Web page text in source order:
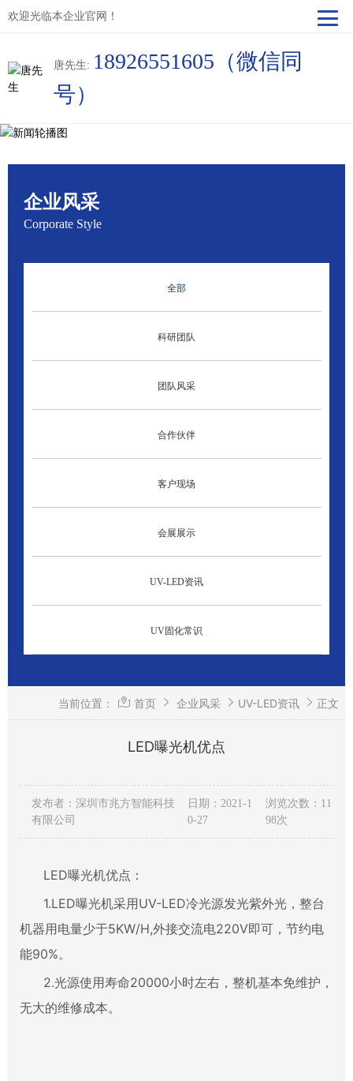
欢迎光临本企业官网！
唐先生: 18926551605（微信同
号）
企业风采
Corporate Style
全部
科研团队
团队风采
合作伙伴
客户现场
会展展示
UV-LED资讯
UV固化常识
当前位置： 首页 企业风采 UV-LED资讯 正文
LED曝光机优点
发布者：深圳市兆方智能科技
有限公司
日期：2021-1
0-27
浏览次数：11
98次
LED曝光机优点：
1.LED曝光机采用UV-LED冷光源发光紫外光，整台
机器用电量少于5KW/H,外接交流电220V即可，节约电
能90%。
2.光源使用寿命20000小时左右，整机基本免维护，
无大的维修成本。